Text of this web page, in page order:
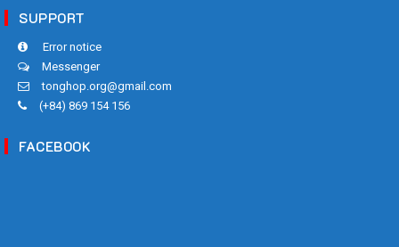
SUPPORT
Error notice
Messenger
tonghop.org@gmail.com
(+84) 869 154 156
FACEBOOK